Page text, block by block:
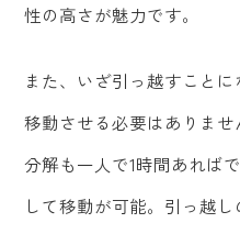
性の高さが魅力です。
また、いざ引っ越すこと
移動させる必要はありませ
分解も一人で1時間あれば
して移動が可能。引っ越